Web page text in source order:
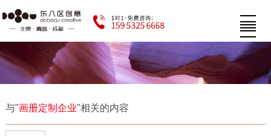
与"画册定制企业"相关的内容